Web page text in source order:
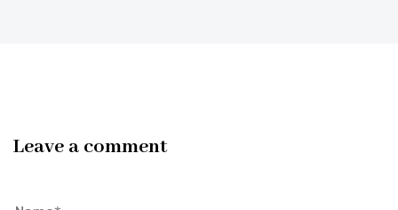
Leave a comment